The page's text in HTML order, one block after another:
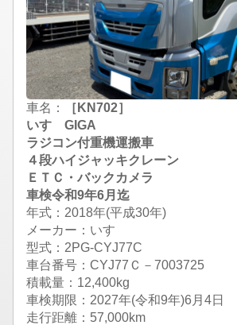
車名：
［KN702］
いすゞGIGA
ラジコン付重機運搬車
４段ハイジャッキクレーン
ＥＴＣ・バックカメラ
車検令和9年6月迄
年式：2018年(平成30年)
メーカー：いすゞ
型式：2PG-CYJ77C
車台番号：CYJ77Ｃ－7003725
積載量：12,400kg
車検期限： 2027年(令和9年)6月4日
走行距離：57,000km